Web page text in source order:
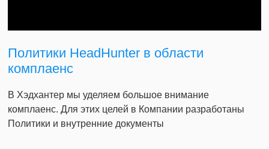
Политики HeadHunter в области
комплаенс
В Хэдхантер мы уделяем большое внимание
комплаенс. Для этих целей в Компании разработаны
Политики и внутренние документы